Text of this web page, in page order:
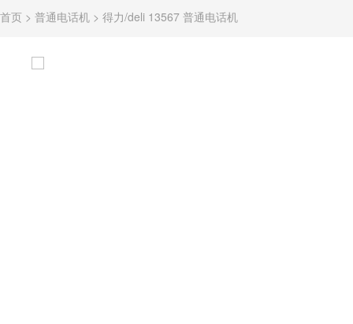
首页 > 普通电话机 > 得力/deli 13567 普通电话机